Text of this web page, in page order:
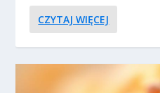
CZYTAJ WIĘCEJ